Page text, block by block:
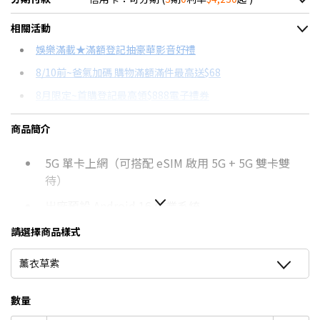
＊實際可分期數、適用利率，請以購物車顯示為主
信用卡分期
分期數
12期
每期金額
$1,131
配合銀行/業者
18家銀行/業者
相關活動
娛樂滿載★滿額登記抽豪華影音好禮
8/10前~爸氣加碼 購物滿額滿件最高送$68
8月限定~首購登記最高領$888電子禮券
台灣大哥大Open Possible聯名卡滿額最高回饋25%
★舊機回收★限量加碼10%回饋
更多信用卡分期0利率滿額享回饋
AI手機有哪些？→點我看達人教你買
點我看▶Pixel 10a專用配件
商品簡介
5G 單卡上網（可搭配 eSIM 啟用 5G + 5G 雙卡雙
待）
出廠預設 Android 16 作業系統
6.3 吋 2,424 x 1,080pixels 解析度 pOLED 螢幕
（60-120Hz 自適應更新率）
Google Tensor G4 處理器
請選擇商品樣式
薰衣草紫
數量